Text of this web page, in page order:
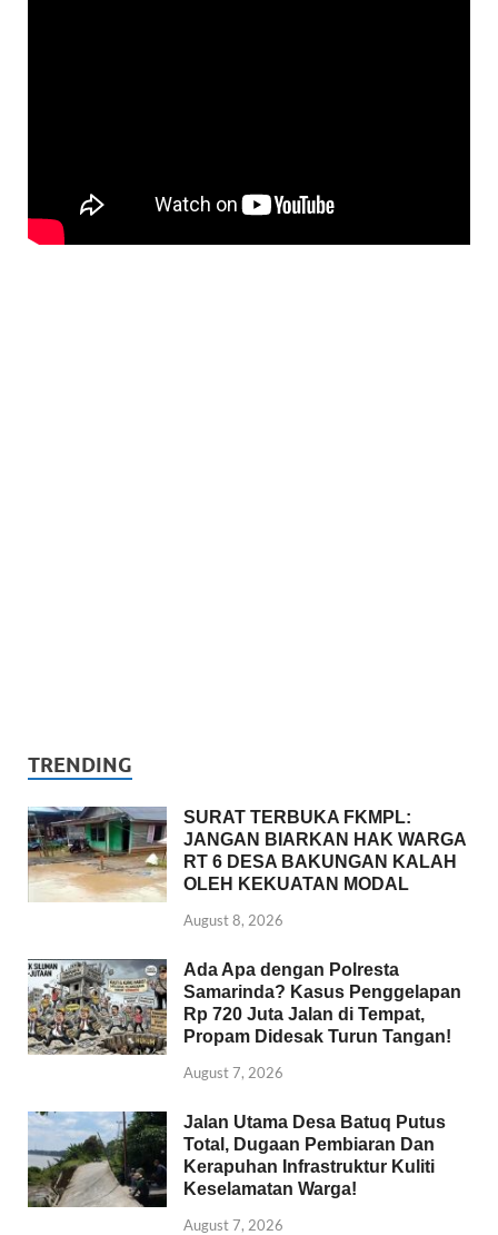
TRENDING
SURAT TERBUKA FKMPL:
JANGAN BIARKAN HAK WARGA
RT 6 DESA BAKUNGAN KALAH
OLEH KEKUATAN MODAL
August 8, 2026
Ada Apa dengan Polresta
Samarinda? Kasus Penggelapan
Rp 720 Juta Jalan di Tempat,
Propam Didesak Turun Tangan!
August 7, 2026
Jalan Utama Desa Batuq Putus
Total, Dugaan Pembiaran Dan
Kerapuhan Infrastruktur Kuliti
Keselamatan Warga!
August 7, 2026